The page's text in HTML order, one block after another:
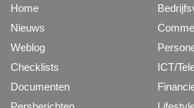
Home
Nieuws
Weblog
Checklists
Documenten
ICT/